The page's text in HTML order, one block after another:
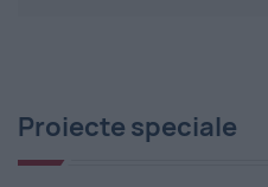
Proiecte speciale